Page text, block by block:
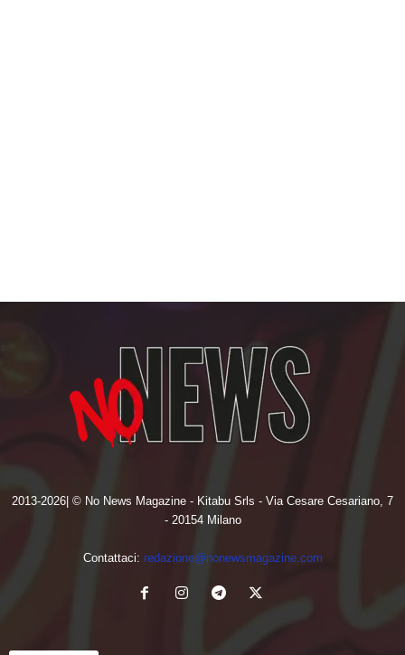
2013-2026| © No News Magazine - Kitabu Srls - Via Cesare Cesariano, 7
- 20154 Milano
Contattaci: redazione@nonewsmagazine.com